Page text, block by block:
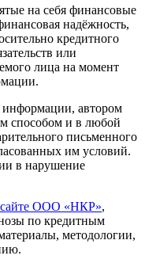
на себя финансовые
надёжность,
кредитного
или
лица на момент
информации, автором
способом и в любой
письменного
им условий.
в нарушение
ООО «НКР»,
по кредитным
методологии,